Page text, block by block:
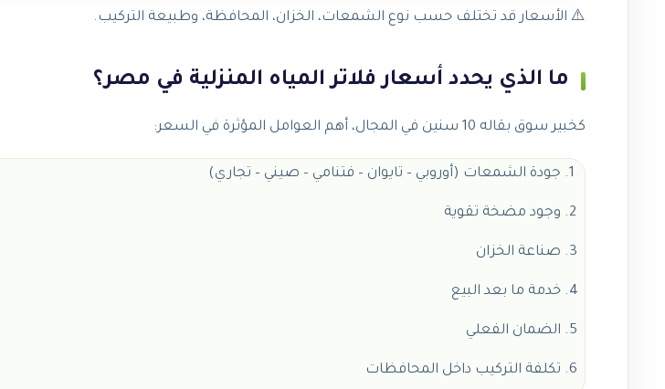
⚠️ الأسعار قد تختلف حسب نوع الشمعات، الخزان، المحافظة، وطبيعة التركيب.
ما الذي يحدد أسعار فلاتر المياه المنزلية في مصر؟
كخبير سوق بقاله 10 سنين في المجال، أهم العوامل المؤثرة في السعر:
جودة الشمعات (أوروبي – تايوان – فتنامي – صيني – تجاري)
وجود مضخة تقوية
صناعة الخزان
خدمة ما بعد البيع
الضمان الفعلي
تكلفة التركيب داخل المحافظات